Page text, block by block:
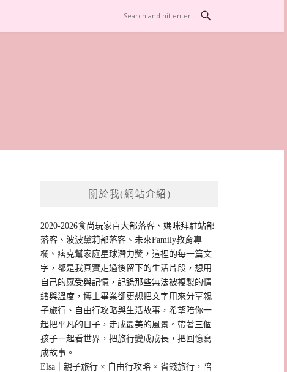
關於我(網站介紹)
2020-2026食尚玩家百大部落客、媽咪拜駐站部
落客、波波黛莉部落客、未來Family教育專
欄、痞克幫家庭星球潛力獎，這裡的每一篇文
字，都是我真實走過後留下的生活片段，想用
自己的感受與記憶，記錄那些無法被複製的情
緒與溫度，博士畢業卻更想把文字用來分享親
子旅行、自由行攻略與生活故事，希望陪你一
起把平凡的日子，走成最美的風景。帶著三個
孩子一起看世界，把旅行變成成長，把回憶寫
成故事。
Elsa｜親子旅行 × 自由行攻略 × 省錢旅行，陪